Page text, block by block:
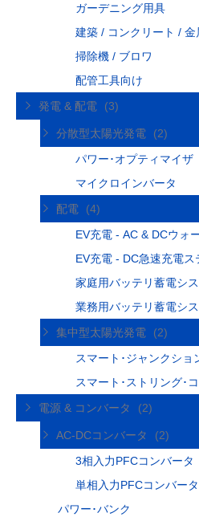
ガーデニング用具
建築 / コンクリート / 金
掃除機 / ブロワ
配管工具向け
発電 & 配電
(3)
分散型太陽光発電
(2)
パワー･オプティマイザ
マイクロインバータ
配電
(4)
EV充電 - AC & DCウォ
EV充電 - DC急速充電ス
家庭用バッテリ蓄電シ
業務用バッテリ蓄電シ
集中型太陽光発電
(2)
スマート･ジャンクショ
スマート･ストリング･
電源 & コンバータ
(2)
AC-DCコンバータ
(2)
3相入力PFCコンバータ
単相入力PFCコンバータ
パワー･バンク